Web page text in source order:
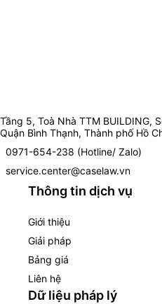
Tầng 5, Toà Nhà TTM BUILDING,
Quận Bình Thạnh, Thành phố Hồ
0971-654-238 (Hotline/ Zalo)
service.center@caselaw.vn
Thông tin dịch vụ
Giới thiệu
Giải pháp
Bảng giá
Liên hệ
Dữ liệu pháp lý